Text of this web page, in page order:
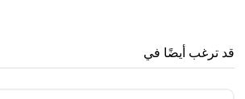
قد ترغب أيضًا في